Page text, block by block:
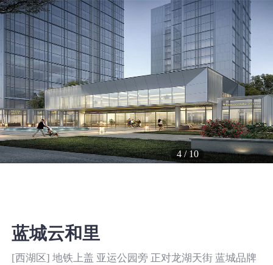
4/ 10
蓝城云和里
[西湖区] 地铁上盖 亚运公园旁 正对龙湖天街 蓝城品牌